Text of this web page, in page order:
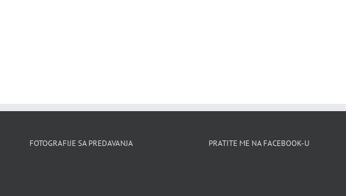
FOTOGRAFIJE SA PREDAVANJA PRATITE ME NA FACEBOOK-U